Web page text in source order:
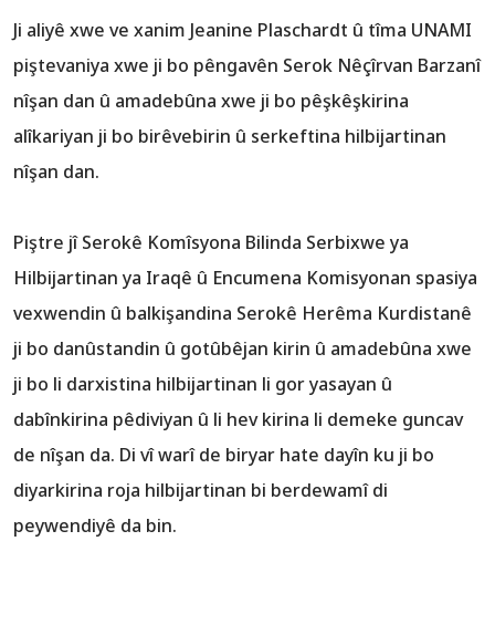
Ji aliyê xwe ve xanim Jeanine Plaschardt û tîma UNAMI
piştevaniya xwe ji bo pêngavên Serok Nêçîrvan Barzanî
nîşan dan û amadebûna xwe ji bo pêşkêşkirina
alîkariyan ji bo birêvebirin û serkeftina hilbijartinan
nîşan dan.
Piştre jî Serokê Komîsyona Bilinda Serbixwe ya
Hilbijartinan ya Iraqê û Encumena Komisyonan spasiya
vexwendin û balkişandina Serokê Herêma Kurdistanê
ji bo danûstandin û gotûbêjan kirin û amadebûna xwe
ji bo li darxistina hilbijartinan li gor yasayan û
dabînkirina pêdiviyan û li hev kirina li demeke guncav
de nîşan da. Di vî warî de biryar hate dayîn ku ji bo
diyarkirina roja hilbijartinan bi berdewamî di
peywendiyê da bin.